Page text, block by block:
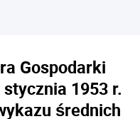
Gospodarki
1953 r.
średnich